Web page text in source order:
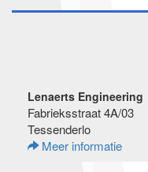
Lenaerts Engineering
Fabrieksstraat 4A/03
Tessenderlo
Meer informatie